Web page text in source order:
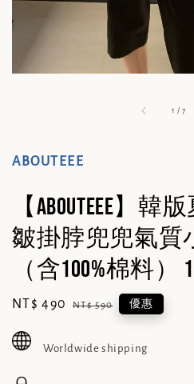
1 /7
ABOUTEEE
【abouteee】韓
皺掛脖兜兜氣質
（含100%棉料）
Sale
NT$ 490 Regular
NT$ 590 優惠
Worldwide shipping